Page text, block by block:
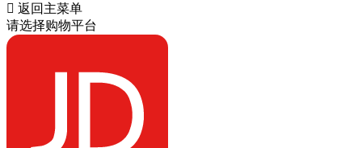
 返回主菜单
请选择购物平台